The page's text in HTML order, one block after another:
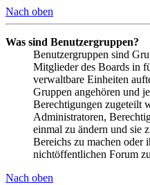
Nach oben
Was sind Benutzergruppen?
Benutzergruppen sind
Mitglieder des Boards in
verwaltbare Einheiten
Gruppen angehören und
Berechtigungen zugeteilt
Administratoren,
einmal zu ändern und sie
Bereichs zu machen oder
nichtöffentlichen Forum
Nach oben